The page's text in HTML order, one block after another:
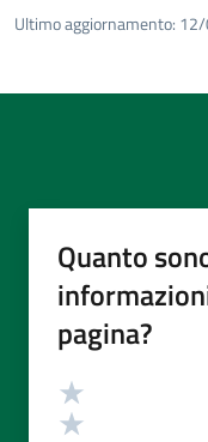
Ultimo aggiornamento:
Quanto
pagina?
Valutazione